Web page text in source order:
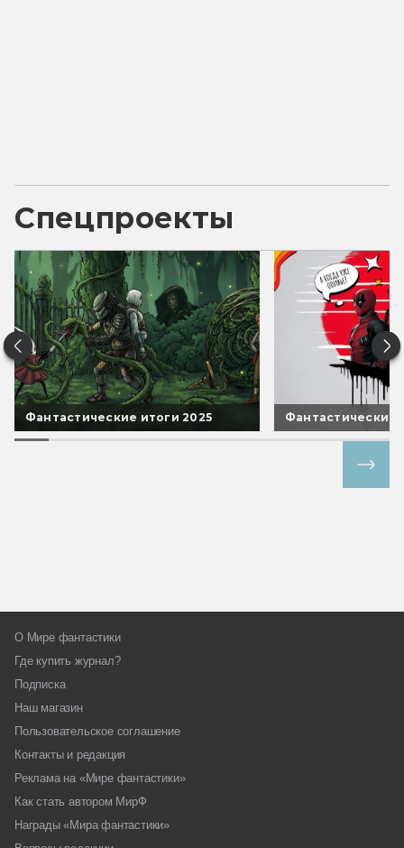
Спецпроекты
Фантастические итоги 2025 Фантастические
О Мире фантастики
Где купить журнал?
Подписка
Наш магазин
Пользовательское соглашение
Контакты и редакция
Реклама на «Мире фантастики»
Как стать автором МирФ
Награды «Мира фантастики»